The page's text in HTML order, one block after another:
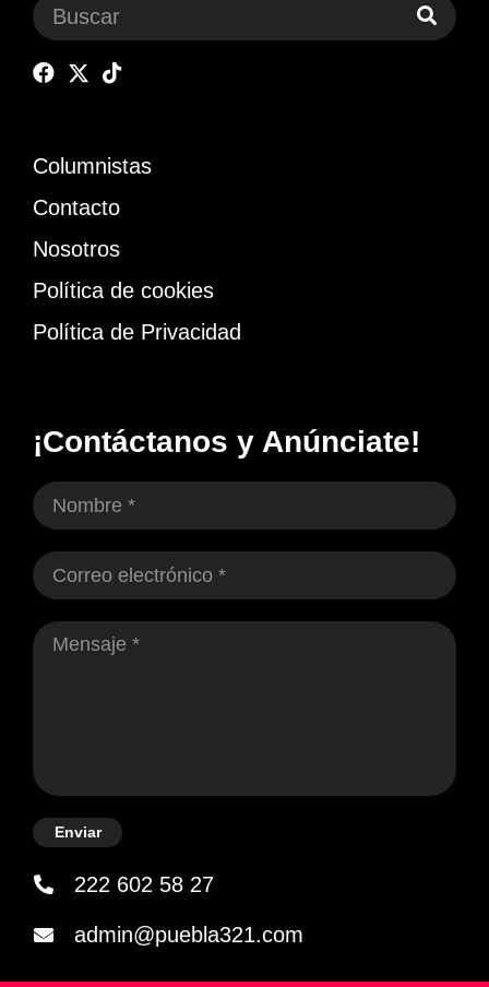
Columnistas
Contacto
Nosotros
Política de cookies
Política de Privacidad
¡Contáctanos y Anúnciate!
Enviar
222 602 58 27
admin@puebla321.com